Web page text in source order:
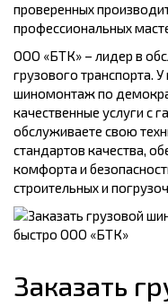
проверенных
профессиональных
ООО «БТК» – лидер в
грузового транспорта.
шиномонтаж по
качественные услуги с
обслуживаете свою
стандартов качества,
комфорта и
строительных и
Заказать